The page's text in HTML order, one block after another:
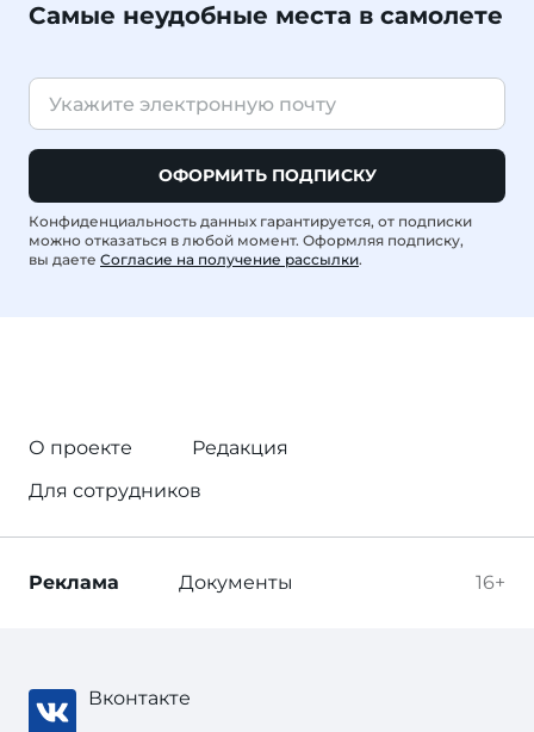
Самые неудобные места в самолете
ОФОРМИТЬ ПОДПИСКУ
Конфиденциальность данных гарантируется, от подписки
можно отказаться в любой момент. Оформляя подписку,
вы даете Согласие на получение рассылки.
О проекте
Редакция
Для сотрудников
16+
Реклама Документы
Вконтакте